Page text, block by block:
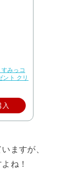
みっコ
ト クリ
入
ますが、
ね！